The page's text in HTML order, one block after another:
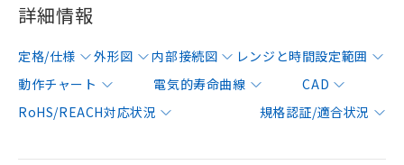
詳細情報
定格/仕様 外形図 内部接続図
レンジと時間設定範囲
動作チャート
電気的寿命曲線
CAD
RoHS/REACH対応状況
規格認証/適合状況